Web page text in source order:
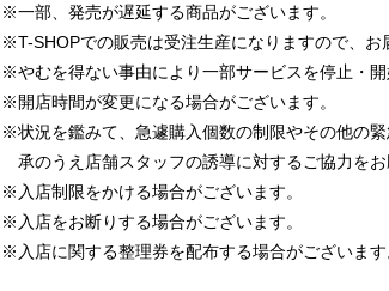
※一部、発売が遅延する商品がございます。
※T-SHOPでの販売は受注生産になりますので、お
※やむを得ない事由により一部サービスを停止・
※開店時間が変更になる場合がございます。
※状況を鑑みて、急遽購入個数の制限やその他の
承のうえ店舗スタッフの誘導に対するご協力をお
※入店制限をかける場合がございます。
※入店をお断りする場合がございます。
※入店に関する整理券を配布する場合がございます